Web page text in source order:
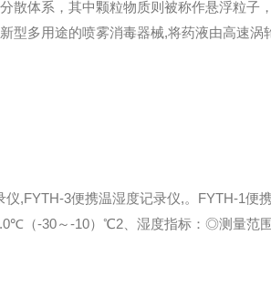
体系，其中颗粒物质则被称作悬浮粒子
型多用途的喷雾消毒器械,将药液由高速涡
,FYTH-3便携温湿度记录仪,。FYTH-1便
-30～-10）℃2、湿度指标：◎测量范围